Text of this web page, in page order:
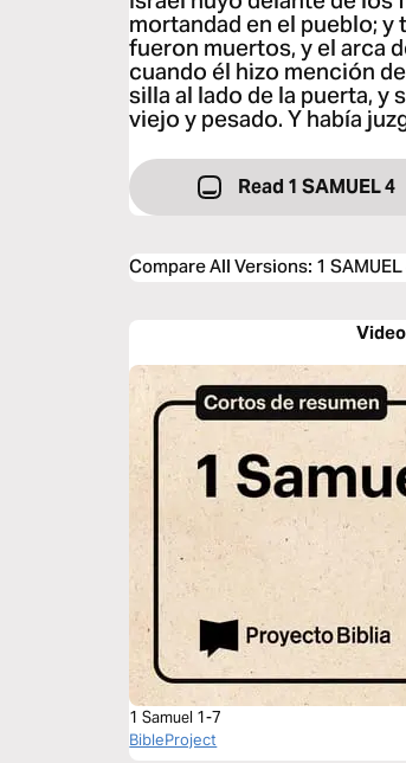
mortandad en el pueblo; y
fueron muertos, y el arca
cuando él hizo mención
silla al lado de la puerta, y
viejo y pesado. Y había
Read 1 SAMUEL 4
Compare All Versions: 1
1 Samuel 1-7
BibleProject